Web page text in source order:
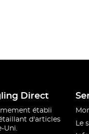
Direct
établi
d'articles
Uni.
Le